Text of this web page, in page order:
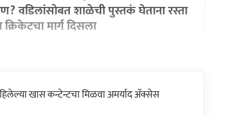
वडिलांसोबत शाळेची पुस्तकं घेताना रस्ता
मार्ग दिसला
खास कन्टेन्टचा मिळवा अमर्याद ॲक्सेस